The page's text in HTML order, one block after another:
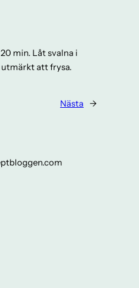
min. Låt svalna i
utmärkt att frysa.
Nästa →